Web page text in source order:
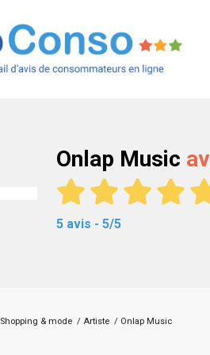
Onlap Music
5 avis - 5/5
Shopping & mode / Artiste / Onlap Music